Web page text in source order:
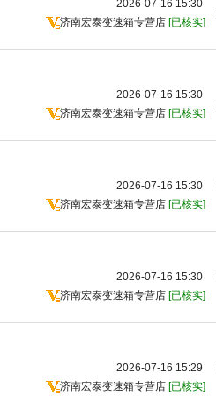
2026-07-16 15:30
济南宏泰变速箱专营店 [已核实]
2026-07-16 15:30
济南宏泰变速箱专营店 [已核实]
2026-07-16 15:30
济南宏泰变速箱专营店 [已核实]
2026-07-16 15:30
济南宏泰变速箱专营店 [已核实]
2026-07-16 15:29
济南宏泰变速箱专营店 [已核实]